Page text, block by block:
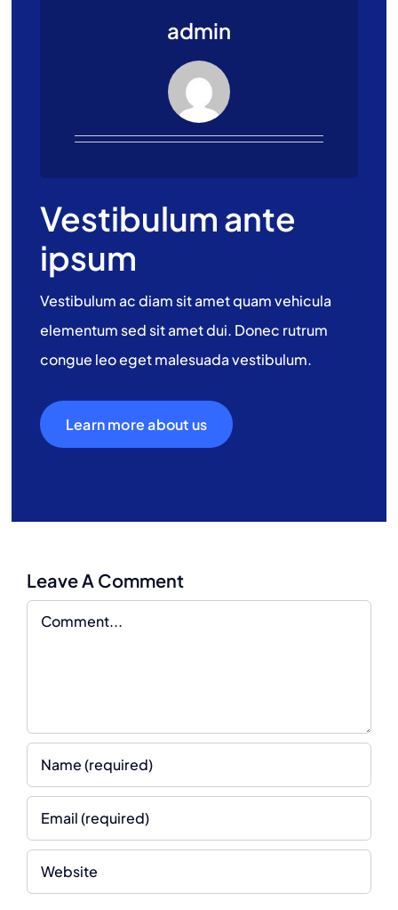
admin
Vestibulum ante
ipsum
Vestibulum ac diam sit amet quam vehicula
elementum sed sit amet dui. Donec rutrum
congue leo eget malesuada vestibulum.
Learn more about us
Leave A Comment
Comment